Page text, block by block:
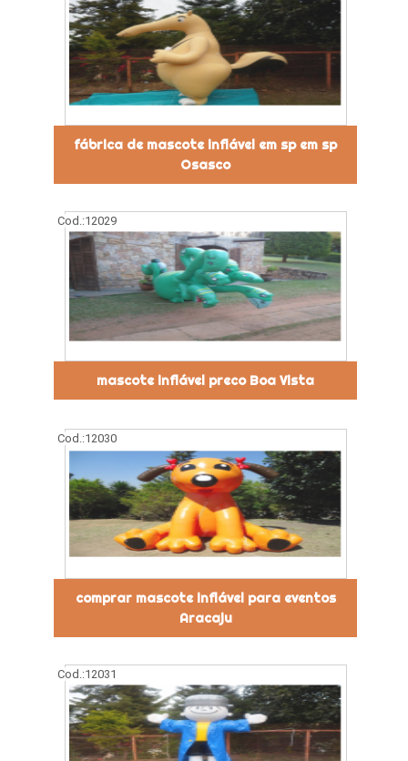
fábrica de mascote inflável em sp em sp
Osasco
Cod.:12029
mascote inflável preco Boa Vista
Cod.:12030
comprar mascote inflável para eventos
Aracaju
Cod.:12031